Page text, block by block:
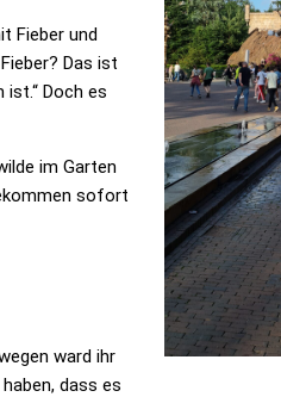
Fieber und
Das ist
ist.“ Doch es
im Garten
sofort
ward ihr
dass es